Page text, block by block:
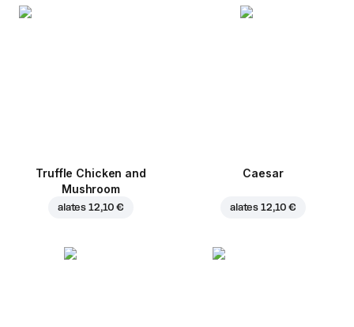
Truffle Chicken and
Mushroom
alates 12,10 €
Caesar
alates 12,10 €